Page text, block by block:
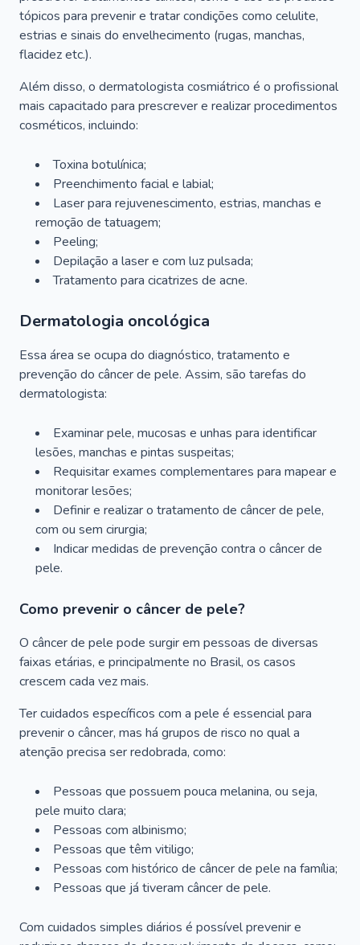
tópicos para prevenir e tratar condições como celulite,
estrias e sinais do envelhecimento (rugas, manchas,
flacidez etc.).
Além disso, o dermatologista cosmiátrico é o profissional
mais capacitado para prescrever e realizar procedimentos
cosméticos, incluindo:
Toxina botulínica;
Preenchimento facial e labial;
Laser para rejuvenescimento, estrias, manchas e
remoção de tatuagem;
Peeling;
Depilação a laser e com luz pulsada;
Tratamento para cicatrizes de acne.
Dermatologia oncológica
Essa área se ocupa do diagnóstico, tratamento e
prevenção do câncer de pele. Assim, são tarefas do
dermatologista:
Examinar pele, mucosas e unhas para identificar
lesões, manchas e pintas suspeitas;
Requisitar exames complementares para mapear e
monitorar lesões;
Definir e realizar o tratamento de câncer de pele,
com ou sem cirurgia;
Indicar medidas de prevenção contra o câncer de
pele.
Como prevenir o câncer de pele?
O câncer de pele pode surgir em pessoas de diversas
faixas etárias, e principalmente no Brasil, os casos
crescem cada vez mais.
Ter cuidados específicos com a pele é essencial para
prevenir o câncer, mas há grupos de risco no qual a
atenção precisa ser redobrada, como:
Pessoas que possuem pouca melanina, ou seja,
pele muito clara;
Pessoas com albinismo;
Pessoas que têm vitiligo;
Pessoas com histórico de câncer de pele na família;
Pessoas que já tiveram câncer de pele.
Com cuidados simples diários é possível prevenir e